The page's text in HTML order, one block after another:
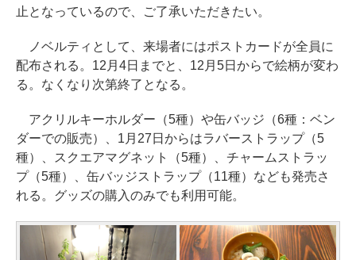
止となっているので、ご了承いただきたい。
ノベルティとして、来場者にはポストカードが全員に
配布される。12月4日までと、12月5日からで絵柄が変わ
る。なくなり次第終了となる。
アクリルキーホルダー（5種）や缶バッジ（6種：ベン
ダーでの販売）、1月27日からはラバーストラップ（5
種）、スクエアマグネット（5種）、チャームストラッ
プ（5種）、缶バッジストラップ（11種）なども発売さ
れる。グッズの購入のみでも利用可能。